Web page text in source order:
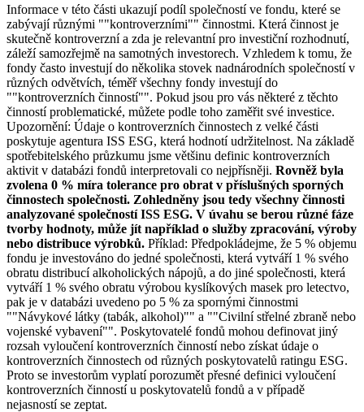
Informace v této části ukazují podíl společností ve fondu, které se
zabývají různými ""kontroverzními"" činnostmi. Která činnost je
skutečně kontroverzní a zda je relevantní pro investiční rozhodnutí,
záleží samozřejmě na samotných investorech. Vzhledem k tomu, že
fondy často investují do několika stovek nadnárodních společností v
různých odvětvích, téměř všechny fondy investují do
""kontroverzních činností"". Pokud jsou pro vás některé z těchto
činností problematické, můžete podle toho zaměřit své investice.
Upozornění: Údaje o kontroverzních činnostech z velké části
poskytuje agentura ISS ESG, která hodnotí udržitelnost. Na základě
spotřebitelského průzkumu jsme většinu definic kontroverzních
aktivit v databázi fondů interpretovali co nejpřísněji. Rovněž byla
zvolena 0 % míra tolerance pro obrat v příslušných sporných
činnostech společnosti. Zohledněny jsou tedy všechny činnosti
analyzované společností ISS ESG. V úvahu se berou různé fáze
tvorby hodnoty, může jít například o služby zpracování, výroby
nebo distribuce výrobků. Příklad: Předpokládejme, že 5 % objemu
fondu je investováno do jedné společnosti, která vytváří 1 % svého
obratu distribucí alkoholických nápojů, a do jiné společnosti, která
vytváří 1 % svého obratu výrobou kyslíkových masek pro letectvo,
pak je v databázi uvedeno po 5 % za spornými činnostmi
""Návykové látky (tabák, alkohol)"" a ""Civilní střelné zbraně nebo
vojenské vybavení"". Poskytovatelé fondů mohou definovat jiný
rozsah vyloučení kontroverzních činností nebo získat údaje o
kontroverzních činnostech od různých poskytovatelů ratingu ESG.
Proto se investorům vyplatí porozumět přesné definici vyloučení
kontroverzních činností u poskytovatelů fondů a v případě
nejasností se zeptat.